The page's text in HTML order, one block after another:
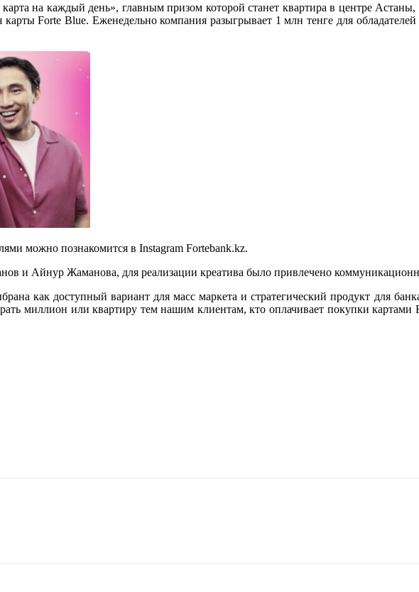
на каждый день», главным призом которой станет квартира в центре
Forte Blue. Еженедельно компания разыгрывает 1 млн тенге для
можно познакомится в Instagram Fortebank.kz.
и Айнур Жаманова, для реализации креатива было привлечено
как доступный вариант для масс маркета и стратегический продукт для
миллион или квартиру тем нашим клиентам, кто оплачивает покупки картами